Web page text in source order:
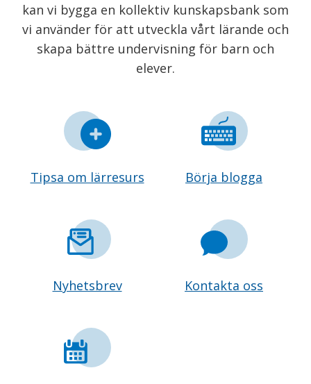
kan vi bygga en kollektiv kunskapsbank som
vi använder för att utveckla vårt lärande och
skapa bättre undervisning för barn och
elever.
Tipsa om lärresurs Börja blogga
Nyhetsbrev Kontakta oss